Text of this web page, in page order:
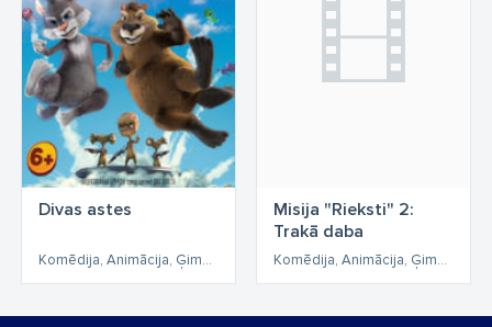
Divas astes
Komēdija, Animācija, Ģimenes, Piedzīvojumu
Misija "Rieksti" 2:
Trakā daba
Komēdija, Animācija, Ģimenes, Piedzīvojumu